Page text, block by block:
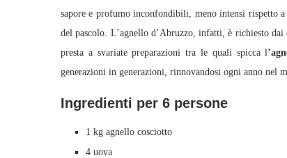
sapore e profumo inconfondibili, meno intensi rispetto
del pascolo. L’agnello d’Abruzzo, infatti, è richiesto
presta a svariate preparazioni tra le quali spicca l
generazioni in generazioni, rinnovandosi ogni anno nel
Ingredienti per 6 persone
1 kg agnello cosciotto
4 uova